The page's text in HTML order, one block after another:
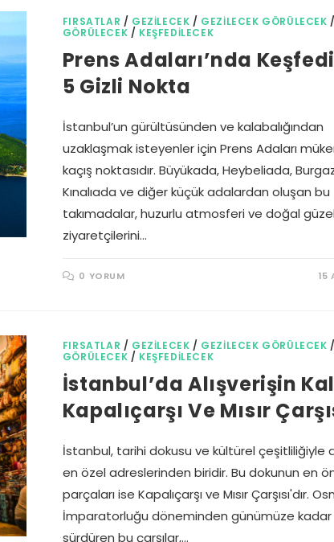
FIRSATLAR / GEZILECEK / GEZILECEK GÖRÜLECEK /
GÖRÜLECEK / KEŞFEDILECEK
Prens Adaları’nda
5 Gizli Nokta
İstanbul’un gürültüsünden ve kalabalığından
uzaklaşmak isteyenler için Prens Adaları
kaçış noktasıdır. Büyükada, Heybeliada,
Kınalıada ve diğer küçük adalardan oluşan bu
takımadalar, huzurlu atmosferi ve doğal
ziyaretçilerini…
0 YORUM 15
FIRSATLAR / GEZILECEK / GEZILECEK GÖRÜLECEK /
GÖRÜLECEK / KEŞFEDILECEK
İstanbul’da Alışverişin
Kapalıçarşı Ve Mısır
İstanbul, tarihi dokusu ve kültürel çeşitliliğiyle
en özel adreslerinden biridir. Bu dokunun en
parçaları ise Kapalıçarşı ve Mısır Çarşısı'dır.
İmparatorluğu döneminden günümüze kadar
sürdüren bu çarşılar,…